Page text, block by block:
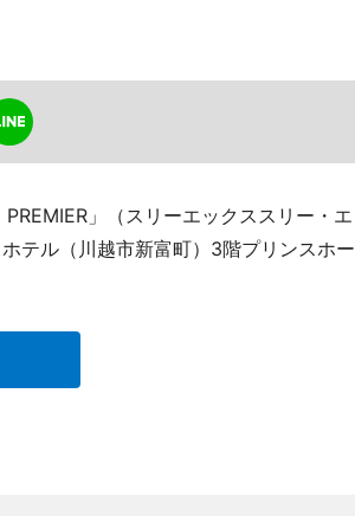
」（スリーエックススリー・エ
テル（川越市新富町）3階プリンスホー